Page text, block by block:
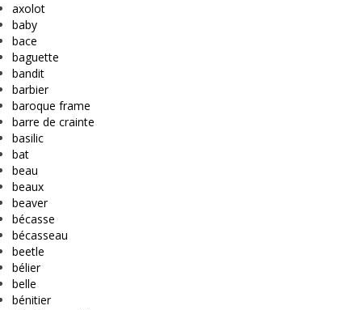
axolot
baby
bace
baguette
bandit
barbier
baroque frame
barre de crainte
basilic
bat
beau
beaux
beaver
bécasse
bécasseau
beetle
bélier
belle
bénitier